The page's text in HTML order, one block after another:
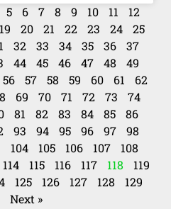
5 6 7 8 9 10 11
12
19 20 21 22 23 24
25
32 33 34 35 36
37
44 45 46 47 48
49
56 57 58 59 60 61
62
69 70 71 72 73
74
81 82 83 84 85
86
93 94 95 96 97
98
104 105 106 107
108
114 115 116 117 118
119
125 126 127 128
129
Next »